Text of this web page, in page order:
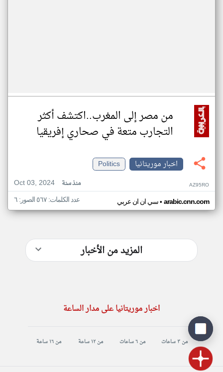
من مصر إلى المغرب..اكتشف أكثر
التجارب متعة في صحاري إفريقيا
اخبار موريتانيا
Politics
Oct 03, 2024
منذ سنة AZ95RO
سي ان ان عربي• arabic.cnn.com عدد الكلمات: ٥٦٧ الصور: ٦
المزيد من الأخبار
اخبار موريتانيا على مدار الساعة
من ٣ ساعات من ٦ ساعات من ١٢ ساعة من ١٦ ساعة